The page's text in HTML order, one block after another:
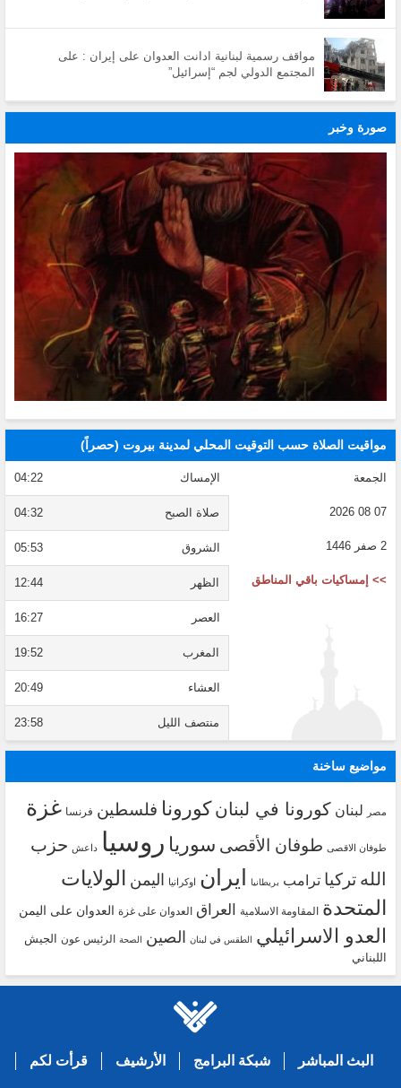
مواقف رسمية لبنانية ادانت العدوان على إيران : على
المجتمع الدولي لجم “إسرائيل”
صورة وخبر
مواقيت الصلاة حسب التوقيت المحلي لمدينة بيروت (حصراً)
الجمعة
07 08 2026
2 صفر 1446
>> إمساكيات باقي المناطق
الإمساك 04:22
صلاة الصبح 04:32
الشروق 05:53
الظهر 12:44
العصر 16:27
المغرب 19:52
العشاء 20:49
منتصف الليل 23:58
مواضيع ساخنة
مصر لبنان كورونا في لبنانكورونا فلسطين فرنسا غزة
طوفان الاقصى طوفان الأقصى سوريا روسيا داعش حزب
الله تركيا ترامب بريطانيا ايران اوكرانيا اليمن
الولايات
المتحدة
المقاومة الاسلامية العراق العدوان على غزة العدوان على اليمن
العدو الاسرائيلي الطقس في لبنان الصين الصحة الرئيس عون
الجيش
اللبناني
البث المباشر شبكة البرامج الأرشيف قرأت لكم